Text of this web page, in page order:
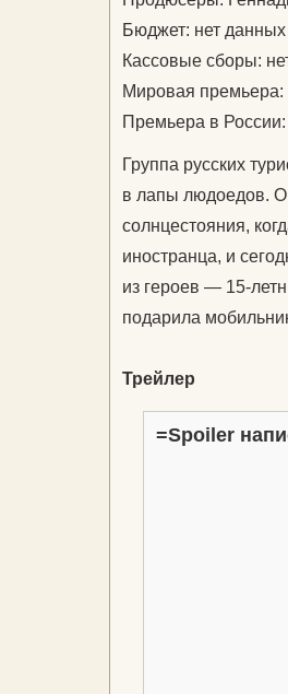
Бюджет: нет данных
Кассовые сборы:
Мировая премьера:
Премьера в
Группа русских
в лапы людоедов.
солнцестояния,
иностранца, и
из героев — 15-
подарила
Трейлер
=Spoiler